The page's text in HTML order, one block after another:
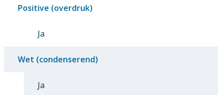
Positive (overdruk)
Ja
Wet (condenserend)
Ja